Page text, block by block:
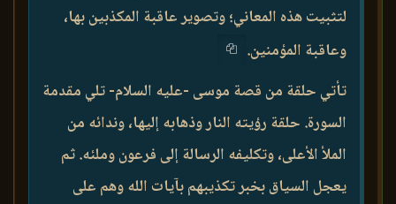
لتثبيت هذه المعاني؛ وتصوير عاقبة المكذبين بها،
وعاقبة المؤمنين.
تأتي حلقة من قصة موسى -عليه السلام- تلي مقدمة
السورة. حلقة رؤيته النار وذهابه إليها، وندائه من
الملأ الأعلى، وتكليفه الرسالة إلى فرعون وملئه. ثم
يعجل السياق بخبر تكذيبهم بآيات الله وهم على